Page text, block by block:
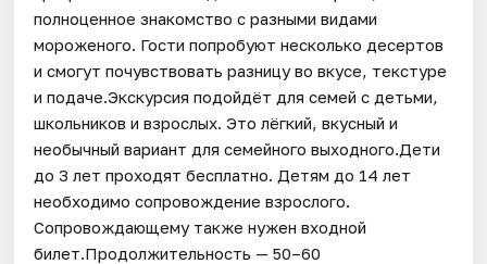
полноценное знакомство с разными видами
мороженого. Гости попробуют несколько десертов
и смогут почувствовать разницу во вкусе, текстуре
и подаче.Экскурсия подойдёт для семей с детьми,
школьников и взрослых. Это лёгкий, вкусный и
необычный вариант для семейного выходного.Дети
до 3 лет проходят бесплатно. Детям до 14 лет
необходимо сопровождение взрослого.
Сопровождающему также нужен входной
билет.Продолжительность — 50–60